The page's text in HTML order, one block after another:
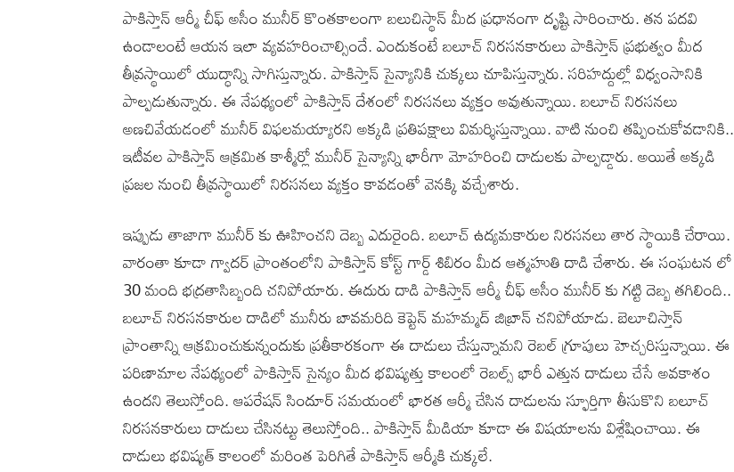
పాకిస్తాన్ ఆర్మీ చీఫ్ అసీం మునీర్ కొంతకాలంగా బలుచిస్థాన్ మీద ప్రధానంగా దృష్టి సారించారు. తన పదవి
ఉండాలంటే ఆయన ఇలా వ్యవహరించాల్సిందే. ఎందుకంటే బలూచ్ నిరసనకారులు పాకిస్తాన్ ప్రభుత్వం మీద
తీవ్రస్థాయిలో యుద్ధాన్ని సాగిస్తున్నారు. పాకిస్తాన్ సైన్యానికి చుక్కలు చూపిస్తున్నారు. సరిహద్దుల్లో విధ్వంసానికి
పాల్పడుతున్నారు. ఈ నేపథ్యంలో పాకిస్తాన్ దేశంలో నిరసనలు వ్యక్తం అవుతున్నాయి. బలూచ్ నిరసనలు
అణచివేయడంలో మునీర్ విఫలమయ్యారని అక్కడి ప్రతిపక్షాలు విమర్శిస్తున్నాయి. వాటి నుంచి తప్పించుకోవడానికి..
ఇటీవల పాకిస్తాన్ ఆక్రమిత కాశ్మీర్లో మునీర్ సైన్యాన్ని భారీగా మోహరించి దాడులకు పాల్పడ్డారు. అయితే అక్కడి
ప్రజల నుంచి తీవ్రస్థాయిలో నిరసనలు వ్యక్తం కావడంతో వెనక్కి వచ్చేశారు.
ఇప్పుడు తాజాగా మునీర్ కు ఊహించని దెబ్బ ఎదురైంది. బలూచ్ ఉద్యమకారుల నిరసనలు తార స్థాయికి చేరాయి.
వారంతా కూడా గ్వాదర్ ప్రాంతంలోని పాకిస్తాన్ కోస్ట్ గార్డ్ శిబిరం మీద ఆత్మహుతి దాడి చేశారు. ఈ సంఘటన లో
30 మంది భద్రతాసిబ్బంది చనిపోయారు. ఈదురు దాడి పాకిస్తాన్ ఆర్మీ చీఫ్ అసీం మునీర్ కు గట్టి దెబ్బ తగిలింది..
బలూచ్ నిరసనకారుల దాడిలో మునీరు బావమరిది కెప్టెన్ మహమ్మద్ జిబ్రాన్ చనిపోయాడు. బెలూచిస్తాన్
ప్రాంతాన్ని ఆక్రమించుకున్నందుకు ప్రతీకారకంగా ఈ దాడులు చేస్తున్నామని రెబల్ గ్రూపులు హెచ్చరిస్తున్నాయి. ఈ
పరిణామాల నేపథ్యంలో పాకిస్తాన్ సైన్యం మీద భవిష్యత్తు కాలంలో రెబల్స్ భారీ ఎత్తున దాడులు చేసే అవకాశం
ఉందని తెలుస్తోంది. ఆపరేషన్ సిందూర్ సమయంలో భారత ఆర్మీ చేసిన దాడులను స్ఫూర్తిగా తీసుకొని బలూచ్
నిరసనకారులు దాడులు చేసినట్టు తెలుస్తోంది.. పాకిస్తాన్ మీడియా కూడా ఈ విషయాలను విశ్లేషించాయి. ఈ
దాడులు భవిష్యత్ కాలంలో మరింత పెరిగితే పాకిస్తాన్ ఆర్మీకి చుక్కలే.